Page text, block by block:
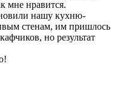
мне нравится.
нашу кухню-
стенам, им пришлось
но результат